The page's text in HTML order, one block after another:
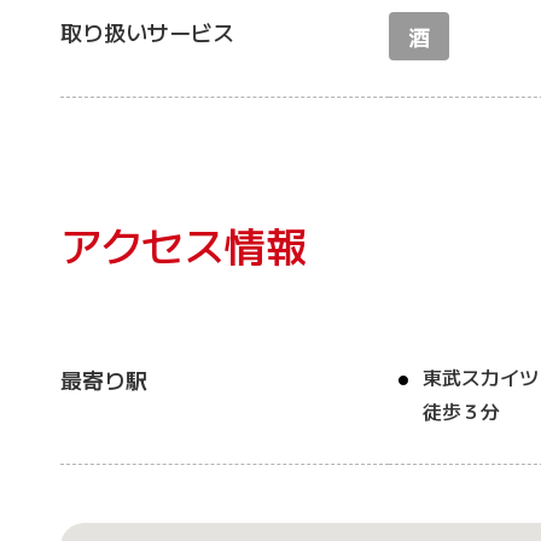
取り扱いサービス 酒
アクセス情報
最寄り駅
東武スカイ
徒歩３分